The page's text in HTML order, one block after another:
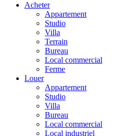
Acheter
Appartement
Studio
Villa
Terrain
Bureau
Local commercial
Ferme
Louer
Appartement
Studio
Villa
Bureau
Local commercial
Local industriel